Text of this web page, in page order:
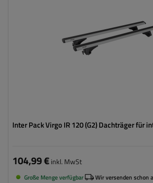
Inter Pack Virgo IR 120 (G2) Dachträger für
104,99 €inkl. MwSt
Große Menge verfügbar Wir versenden schon